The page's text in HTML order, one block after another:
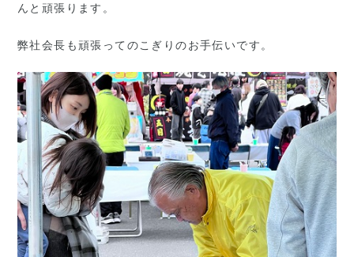
んと頑張ります。
弊社会長も頑張ってのこぎりのお手伝いです。